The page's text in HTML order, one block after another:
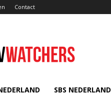
Contact
SBS NEDERLAND